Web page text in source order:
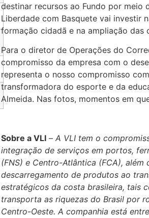
destinar recursos ao Fundo por
Liberdade com Basquete vai investir
formação cidadã e na ampliação das
Para o diretor de Operações do
compromisso da empresa com o
representa o nosso compromisso
transformadora do esporte e da
Almeida. Nas fotos, momentos em
Sobre a VLI– A VLI tem o
integração de serviços em portos,
(FNS) e Centro-Atlântica (FCA),
descarregamento de produtos ao
estratégicos da costa brasileira, tais
transporta as riquezas do Brasil por
Centro-Oeste. A companhia está